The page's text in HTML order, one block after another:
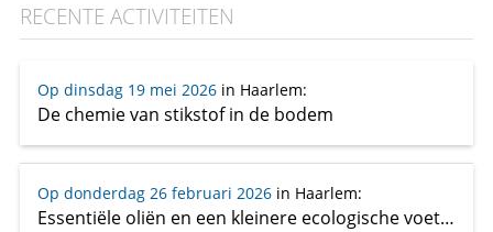
RECENTE ACTIVITEITEN
Op dinsdag 19 mei 2026in Haarlem:
De chemie van stikstof in de bodem
Op donderdag 26 februari 2026in Haarlem:
Essentiële oliën en een kleinere ecologische voetafdruk